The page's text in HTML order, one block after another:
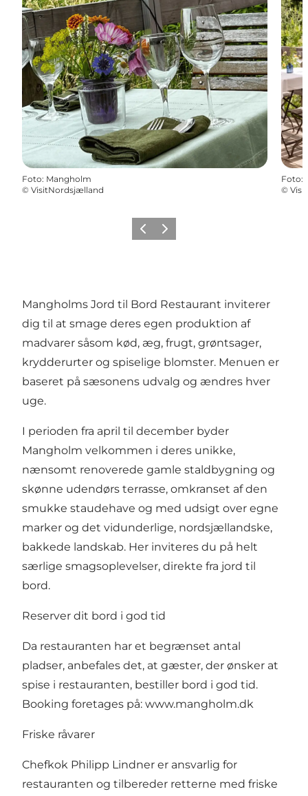
Foto: Mangholm
© VisitNordsjælland
Foto:
©
ForrigeNæste
Mangholms Jord til Bord Restaurant inviterer
dig til at smage deres egen produktion af
madvarer såsom kød, æg, frugt, grøntsager,
krydderurter og spiselige blomster. Menuen er
baseret på sæsonens udvalg og ændres hver
uge.
I perioden fra april til december byder
Mangholm velkommen i deres unikke,
nænsomt renoverede gamle staldbygning og
skønne udendørs terrasse, omkranset af den
smukke staudehave og med udsigt over egne
marker og det vidunderlige, nordsjællandske,
bakkede landskab. Her inviteres du på helt
særlige smagsoplevelser, direkte fra jord til
bord.
Reserver dit bord i god tid
Da restauranten har et begrænset antal
pladser, anbefales det, at gæster, der ønsker at
spise i restauranten, bestiller bord i god tid.
Booking foretages på: www.mangholm.dk
Friske råvarer
Chefkok Philipp Lindner er ansvarlig for
restauranten og tilbereder retterne med friske